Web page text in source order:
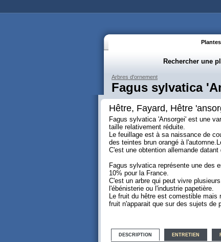
Rechercher une
Arbres d'ornement
Fagus sylvatica
Hêtre, Fayard, Hêtre
Fagus sylvatica 'Ansorgei' est une
taille relativement réduite.
Le feuillage est à sa naissance de
des teintes brun orangé à
C'est une obtention allemande
Fagus sylvatica représente une des
10% pour la France.
C'est un arbre qui peut vivre
l'ébénisterie ou l'industrie papetière.
Le fruit du hêtre est comestible
fruit n'apparait que sur des sujets de
DESCRIPTION ENTRETIEN